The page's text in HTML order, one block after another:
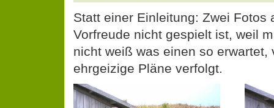
Statt einer Einleitung: Zwei Fotos
Vorfreude nicht gespielt ist, weil
nicht weiß was einen so erwartet,
ehrgeizige Pläne verfolgt.